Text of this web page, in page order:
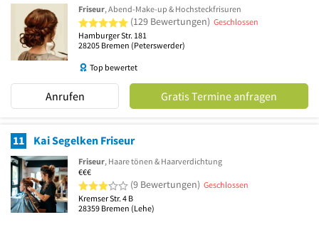
Friseur, Abend-Make-up & Hochsteckfrisuren
5 von 5 Sternen
(129 Bewertungen) Geschlossen
Hamburger Str. 181
28205 Bremen (Peterswerder)
Top bewertet
Anrufen Gratis Termine anfragen
11 Kai Segelken Friseur
Friseur, Haare tönen & Haarverdichtung
€€€
3 von 5 Sternen
(9 Bewertungen) Geschlossen
Kremser Str. 4 B
28359 Bremen (Lehe)